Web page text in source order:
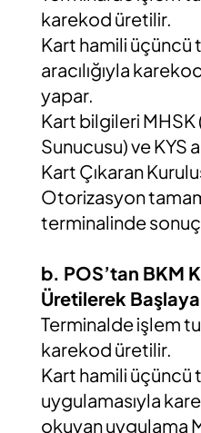
karekod üretilir.
Kart hamili
aracılığıyla
yapar.
Kart bilgileri
Sunucusu) ve KYS
Kart Çıkaran
Otorizasyon
terminalinde
b. POS’tan BKM
Üretilerek
Terminalde işlem
karekod üretilir.
Kart hamili üçüncü
uygulamasıyla
okuyan uygulama